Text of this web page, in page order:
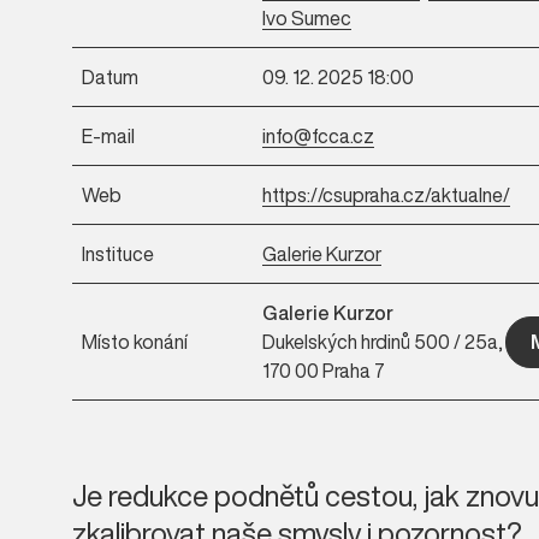
Ivo Sumec
Datum 09. 12. 2025 18:00
E-mail info@fcca.cz
Web https://csupraha.cz/aktualne/
Instituce Galerie Kurzor
Místo konání
Galerie Kurzor
Dukelských hrdinů 500 / 25a,
170 00 Praha 7
Je redukce podnětů cestou, jak znovu